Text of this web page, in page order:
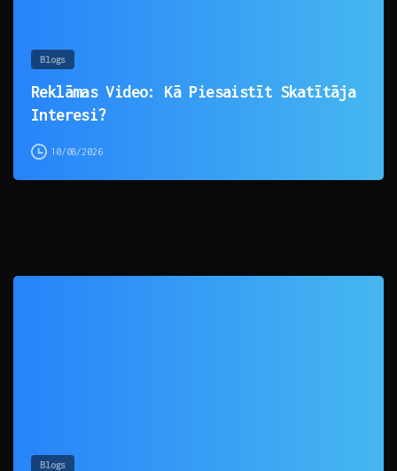
Blogs
Reklāmas Video: Kā Piesaistīt Skatītāja
Interesi?
10/08/2026
Blogs